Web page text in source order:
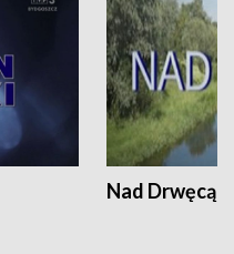
Nad Drwęcą